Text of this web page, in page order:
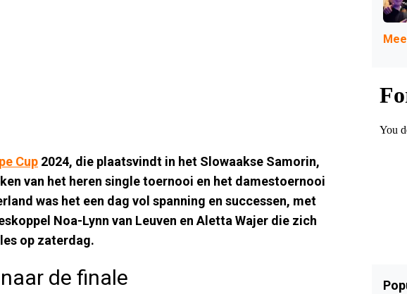
Cup 2024, die plaatsvindt in het Slowaakse Samorin,
van het heren single toernooi en het damestoernooi
was het een dag vol spanning en successen, met
Noa-Lynn van Leuven en Aletta Wajer die zich
op zaterdag.
de finale